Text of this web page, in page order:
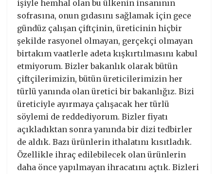
işiyle hemhal olan bu ülkenin insanının
sofrasına, onun gıdasını sağlamak için gece
gündüz çalışan çiftçinin, üreticinin hiçbir
şekilde rasyonel olmayan, gerçekçi olmayan
birtakım vaatlerle adeta kışkırtılmasını kabul
etmiyorum. Bizler bakanlık olarak bütün
çiftçilerimizin, bütün üreticilerimizin her
türlü yanında olan üretici bir bakanlığız. Bizi
üreticiyle ayırmaya çalışacak her türlü
söylemi de reddediyorum. Bizler fiyatı
açıkladıktan sonra yanında bir dizi tedbirler
de aldık. Bazı ürünlerin ithalatını kısıtladık.
Özellikle ihraç edilebilecek olan ürünlerin
daha önce yapılmayan ihracatını açtık. Bizleri